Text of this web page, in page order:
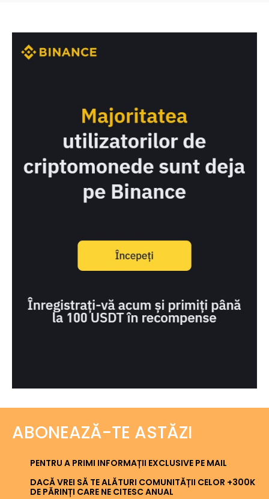
ABONEAZĂ-TE ASTĂZI
PENTRU A PRIMI INFORMAȚII EXCLUSIVE PE MAIL
DACĂ VREI SĂ TE ALĂTURI COMUNITĂȚII CELOR +300K
DE PĂRINȚI CARE NE CITESC ANUAL